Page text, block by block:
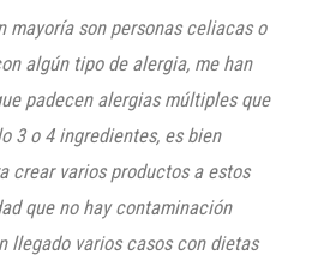
mayoría son personas celiacas o
algún tipo de alergia, me han
padecen alergias múltiples que
3 o 4 ingredientes, es bien
crear varios productos a estos
que no hay contaminación
llegado varios casos con dietas